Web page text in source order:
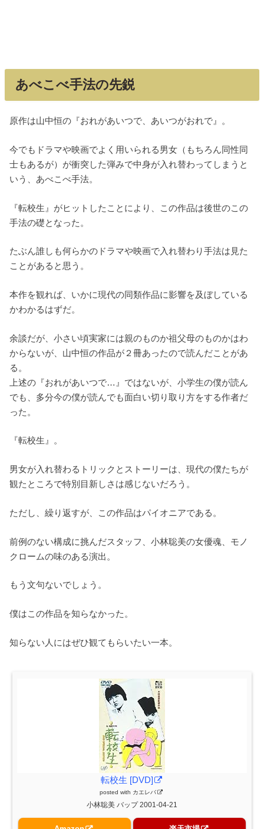
あべこべ手法の先鋭
原作は山中恒の『おれがあいつで、あいつがおれで』。
今でもドラマや映画でよく用いられる男女（もちろん同性同
士もあるが）が衝突した弾みで中身が入れ替わってしまうと
いう、あべこべ手法。
『転校生』がヒットしたことにより、この作品は後世のこの
手法の礎となった。
たぶん誰しも何らかのドラマや映画で入れ替わり手法は見た
ことがあると思う。
本作を観れば、いかに現代の同類作品に影響を及ぼしている
かわかるはずだ。
余談だが、小さい頃実家には親のものか祖父母のものかはわ
からないが、山中恒の作品が２冊あったので読んだことがあ
る。
上述の『おれがあいつで…』ではないが、小学生の僕が読ん
でも、多分今の僕が読んでも面白い切り取り方をする作者だ
った。
『転校生』。
男女が入れ替わるトリックとストーリーは、現代の僕たちが
観たところで特別目新しさは感じないだろう。
ただし、繰り返すが、この作品はパイオニアである。
前例のない構成に挑んだスタッフ、小林聡美の女優魂、モノ
クロームの味のある演出。
もう文句ないでしょう。
僕はこの作品を知らなかった。
知らない人にはぜひ観てもらいたい一本。
転校生 [DVD]
posted with カエレバ
小林聡美 バップ 2001-04-21